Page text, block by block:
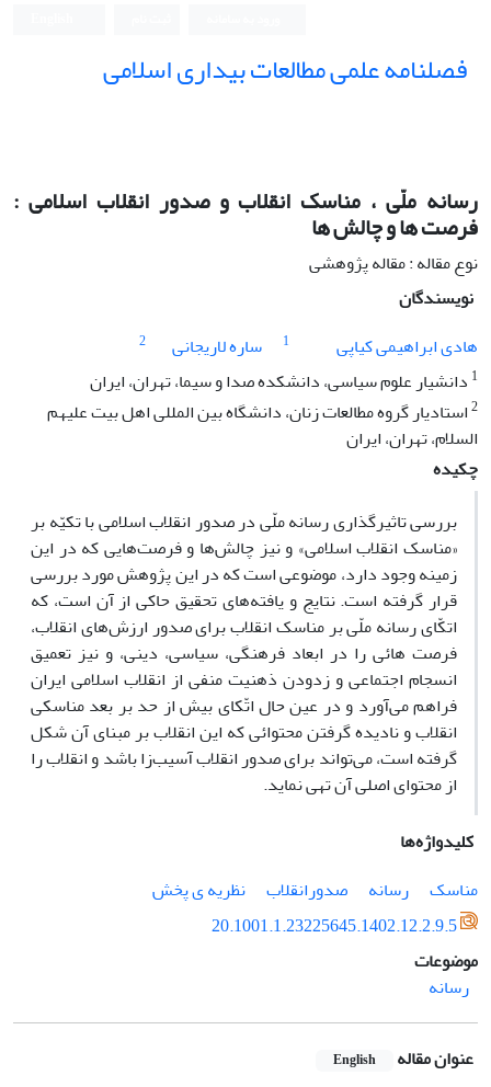
فصلنامه علمی مطالعات بیداری اسلامی
رسانه ملّی ، مناسک انقلاب و صدور انقلاب اسلامی :
فرصت ها و چالش ها
نوع مقاله : مقاله پژوهشی
نویسندگان
هادی ابراهیمی کیاپی
1 ساره لاریجانی
2
1 دانشیار علوم سیاسی، دانشکده صدا و سیما، تهران، ایران
2استادیار گروه مطالعات زنان، دانشگاه بین المللی اهل بیت علیهم
السلام، تهران، ایران
چکیده
بررسی تاثیرگذاری رسانه ملّی در صدور انقلاب اسلامی با تکیّه بر
«مناسک انقلاب اسلامی» و نیز چالش‌ها و فرصت‌هایی که در این
زمینه وجود دارد، موضوعی است که در این پژوهش مورد بررسی
قرار گرفته است. نتایج و یافته‌های تحقیق حاکی از آن است، که
اتکّای رسانه ملّی بر مناسک انقلاب برای صدور ارزش‌های انقلاب،
فرصت هائی را در ابعاد فرهنگی، سیاسی، دینی، و نیز تعمیق
انسجام اجتماعی و زدودن ذهنیت منفی از انقلاب اسلامی ایران
فراهم می‌آورد و در عین حال اتّکای بیش از حد بر بعد مناسکی
انقلاب و نادیده گرفتن محتوائی که این انقلاب بر مبنای آن شکل
گرفته است، می‌تواند برای صدور انقلاب آسیب‌زا باشد و انقلاب را
از محتوای اصلی آن تهی نماید.
کلیدواژه‌ها
مناسک
رسانه صدورانقلاب
نظریه ی پخش
20.1001.1.23225645.1402.12.2.9.5
موضوعات
رسانه
عنوان مقاله English